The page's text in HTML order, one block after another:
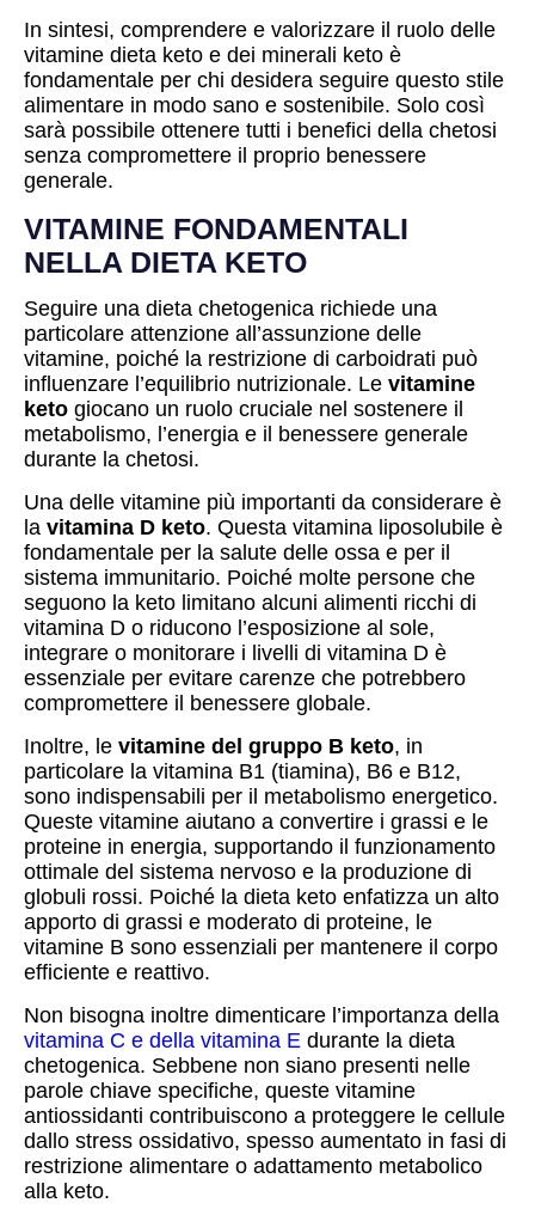
In sintesi, comprendere e valorizzare il ruolo delle
vitamine dieta keto e dei minerali keto è
fondamentale per chi desidera seguire questo stile
alimentare in modo sano e sostenibile. Solo così
sarà possibile ottenere tutti i benefici della chetosi
senza compromettere il proprio benessere
generale.
VITAMINE FONDAMENTALI
NELLA DIETA KETO
Seguire una dieta chetogenica richiede una
particolare attenzione all’assunzione delle
vitamine, poiché la restrizione di carboidrati può
influenzare l’equilibrio nutrizionale. Le vitamine
keto giocano un ruolo cruciale nel sostenere il
metabolismo, l’energia e il benessere generale
durante la chetosi.
Una delle vitamine più importanti da considerare è
la vitamina D keto. Questa vitamina liposolubile è
fondamentale per la salute delle ossa e per il
sistema immunitario. Poiché molte persone che
seguono la keto limitano alcuni alimenti ricchi di
vitamina D o riducono l’esposizione al sole,
integrare o monitorare i livelli di vitamina D è
essenziale per evitare carenze che potrebbero
compromettere il benessere globale.
Inoltre, le vitamine del gruppo B keto, in
particolare la vitamina B1 (tiamina), B6 e B12,
sono indispensabili per il metabolismo energetico.
Queste vitamine aiutano a convertire i grassi e le
proteine in energia, supportando il funzionamento
ottimale del sistema nervoso e la produzione di
globuli rossi. Poiché la dieta keto enfatizza un alto
apporto di grassi e moderato di proteine, le
vitamine B sono essenziali per mantenere il corpo
efficiente e reattivo.
Non bisogna inoltre dimenticare l’importanza della
vitamina C e della vitamina E durante la dieta
chetogenica. Sebbene non siano presenti nelle
parole chiave specifiche, queste vitamine
antiossidanti contribuiscono a proteggere le cellule
dallo stress ossidativo, spesso aumentato in fasi di
restrizione alimentare o adattamento metabolico
alla keto.